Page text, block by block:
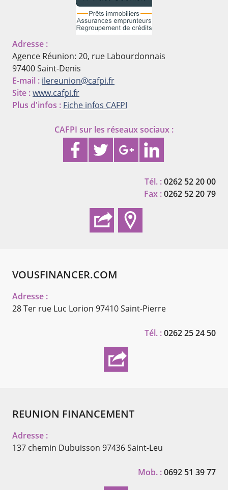
Adresse :
Agence Réunion: 20, rue Labourdonnais
97400 Saint-Denis
E-mail : ilereunion@cafpi.fr
Site :www.cafpi.fr
Plus d'infos : Fiche infos CAFPI
CAFPI sur les réseaux sociaux :
Tél. :0262 52 20 00
Fax :0262 52 20 79
VOUSFINANCER.COM
Adresse :
28 Ter rue Luc Lorion 97410 Saint-Pierre
Tél. :0262 25 24 50
REUNION FINANCEMENT
Adresse :
137 chemin Dubuisson 97436 Saint-Leu
Mob. :0692 51 39 77